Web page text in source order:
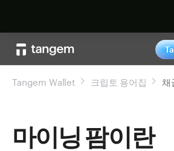
Tangem Wallet 크립토 용어집 채
마이닝 팜이란